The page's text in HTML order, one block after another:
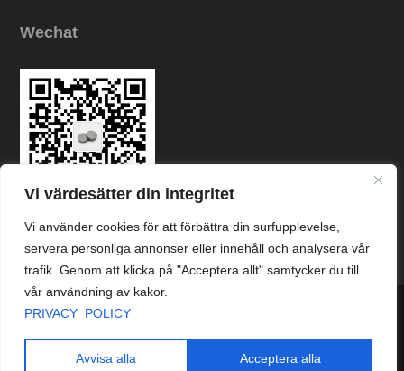
Wechat
Link
   
© Copyright © Zhuzhou Chuangde Cemented Carbide Co., Ltd. Alla
rättigheter reserverade.
Vi värdesätter din integritet
Vi använder cookies för att förbättra din surfupplevelse,
servera personliga annonser eller innehåll och analysera vår
trafik. Genom att klicka på "Acceptera allt" samtycker du till
vår användning av kakor.
PRIVACY_POLICY
Avvisa alla Acceptera alla